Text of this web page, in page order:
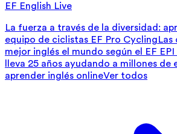
EF English Live
La fuerza a través de la diversidad:
equipo de ciclistas EF Pro CyclingLas
mejor inglés el mundo según el EF EPI
lleva 25 años ayudando a millones de
aprender inglés onlineVer todos